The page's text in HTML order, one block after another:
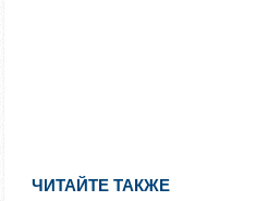
ЧИТАЙТЕ ТАКЖЕ